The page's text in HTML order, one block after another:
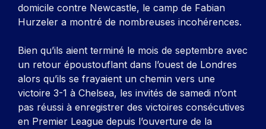
domicile contre Newcastle, le camp de Fabian
Hurzeler a montré de nombreuses incohérences.
Bien qu’ils aient terminé le mois de septembre avec
un retour époustouflant dans l’ouest de Londres
alors qu’ils se frayaient un chemin vers une
victoire 3-1 à Chelsea, les invités de samedi n’ont
pas réussi à enregistrer des victoires consécutives
en Premier League depuis l’ouverture de la